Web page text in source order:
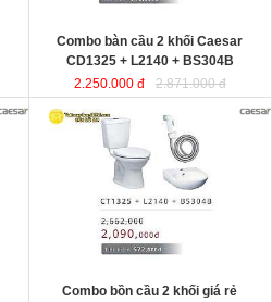
Combo bàn cầu 2 khối Caesar
CD1325 + L2140 + BS304B
2.250.000 đ
2.871.000 đ
Combo bồn cầu 2 khối giá rẻ